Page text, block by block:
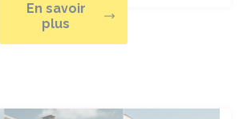
En savoir
plus